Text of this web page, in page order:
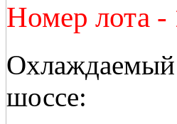
Номер лота -
шоссе: